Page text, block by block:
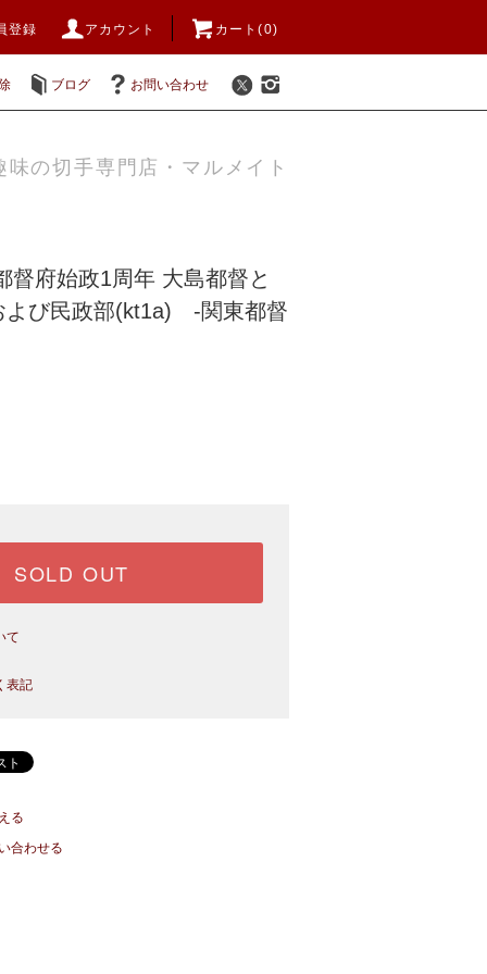
登録 アカウント カート(0)
ブログ お問い合わせ
味の切手専門店・マルメイト
督府始政1周年 大島都督と
よび民政部(kt1a) -関東都督
SOLD OUT
て
表記
る
合わせる